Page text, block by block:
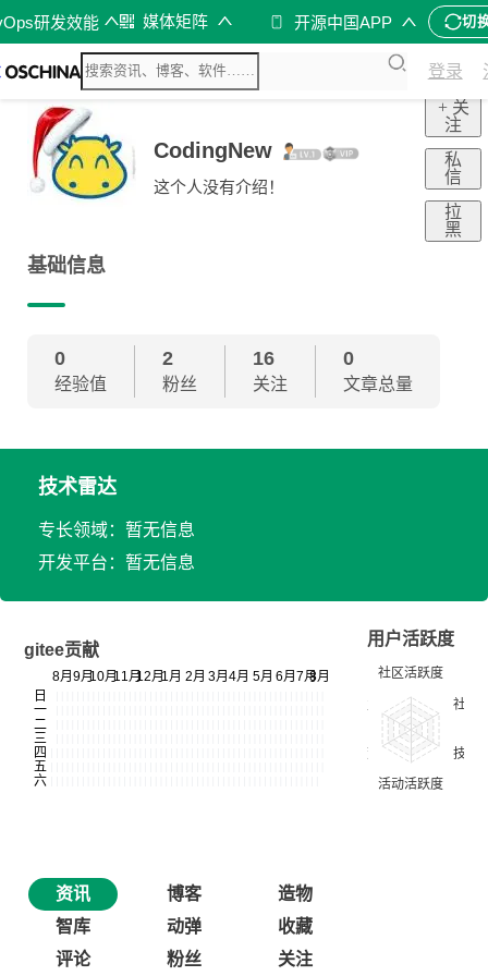
研发效能 媒体矩阵 开源中国APP 切
登录
CodingNew
这个人没有介绍！
+ 关
注
私
信
拉
黑
基础信息
0
经验值
2
粉丝
16
关注
0
文章总量
技术雷达
专长领域：暂无信息
开发平台：暂无信息
gitee贡献
用户活跃度
资讯 博客
造物
智库
动弹
收藏
评论
粉丝 关注